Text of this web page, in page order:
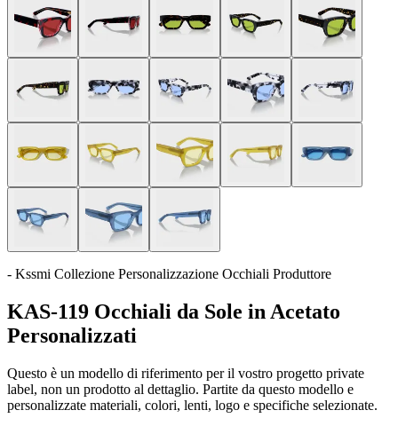
- Kssmi Collezione Personalizzazione Occhiali Produttore
KAS-119 Occhiali da Sole in Acetato
Personalizzati
Questo è un modello di riferimento per il vostro progetto private
label, non un prodotto al dettaglio. Partite da questo modello e
personalizzate materiali, colori, lenti, logo e specifiche selezionate.